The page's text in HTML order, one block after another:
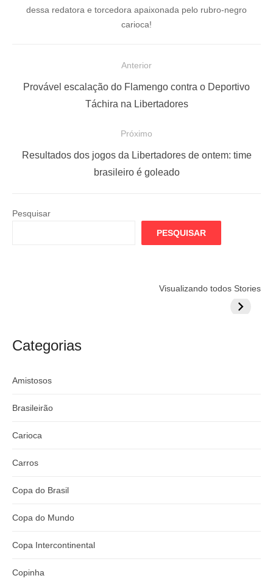
dessa redatora e torcedora apaixonada pelo rubro-negro
carioca!
o
Anterior
P
a
Provável escalação do Flamengo contra o Deportivo
Táchira na Libertadores
Próximo
P
:
Resultados dos jogos da Libertadores de ontem: time
brasileiro é goleado
Pesquisar
PESQUISAR
Visualizando todos Stories
argentino
Globo quer
Lesão
do
Categorias
Amistosos
Brasileirão
Carioca
Carros
Copa do Brasil
Copa do Mundo
Copa Intercontinental
Copinha